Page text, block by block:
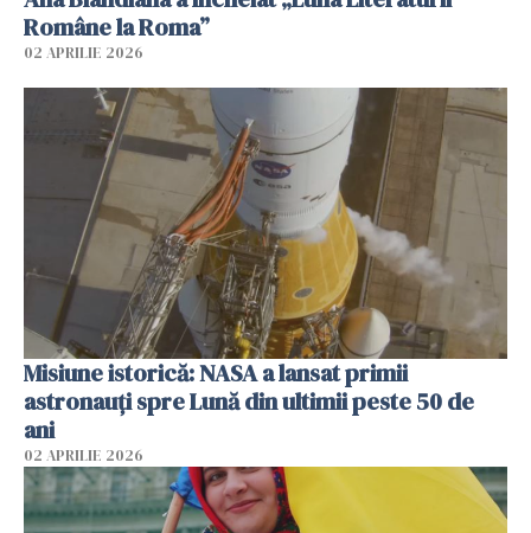
Române la Roma”
02 APRILIE 2026
Misiune istorică: NASA a lansat primii
astronauţi spre Lună din ultimii peste 50 de
ani
02 APRILIE 2026